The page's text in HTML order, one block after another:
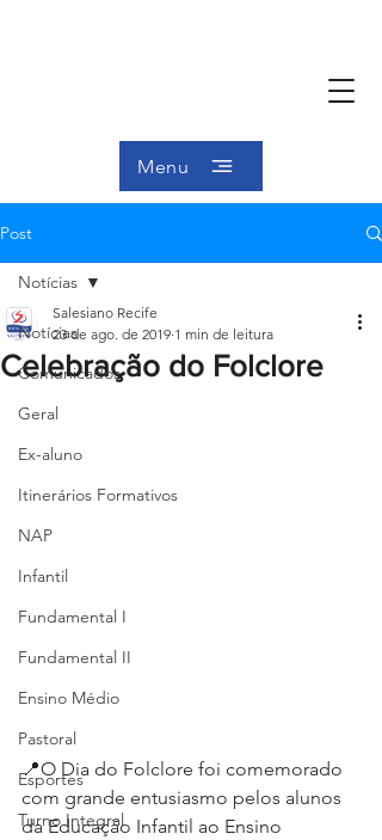
Menu
Post
Notícias
Comunicados
Geral
Ex-aluno
Itinerários Formativos
NAP
Infantil
Fundamental I
Fundamental II
Ensino Médio
Pastoral
Esportes
Turno Integral
Notícias
Celebração do Folclore
Salesiano Recife
23 de ago. de 2019 1 min de leitura
📍O Dia do Folclore foi comemorado
com grande entusiasmo pelos alunos
da Educação Infantil ao Ensino